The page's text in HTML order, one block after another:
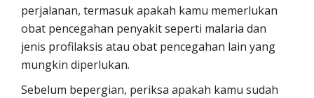
perjalanan, termasuk apakah kamu memerlukan
obat pencegahan penyakit seperti malaria dan
jenis profilaksis atau obat pencegahan lain yang
mungkin diperlukan.
Sebelum bepergian, periksa apakah kamu sudah